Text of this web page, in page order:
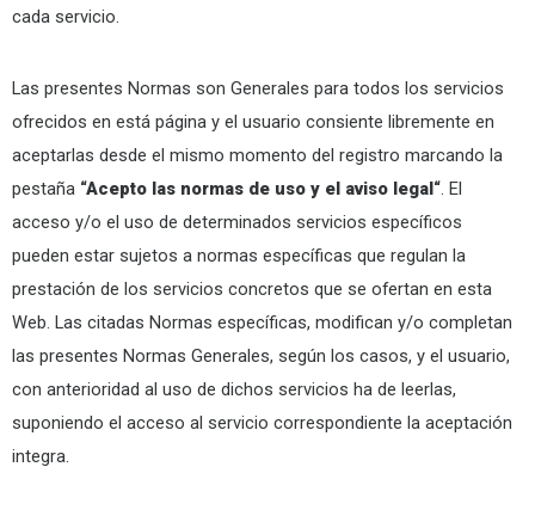
cada servicio.
Las presentes Normas son Generales para todos los servicios
ofrecidos en está página y el usuario consiente libremente en
aceptarlas desde el mismo momento del registro marcando la
pestaña “Acepto las normas de uso y el aviso legal“. El
acceso y/o el uso de determinados servicios específicos
pueden estar sujetos a normas específicas que regulan la
prestación de los servicios concretos que se ofertan en esta
Web. Las citadas Normas específicas, modifican y/o completan
las presentes Normas Generales, según los casos, y el usuario,
con anterioridad al uso de dichos servicios ha de leerlas,
suponiendo el acceso al servicio correspondiente la aceptación
integra.